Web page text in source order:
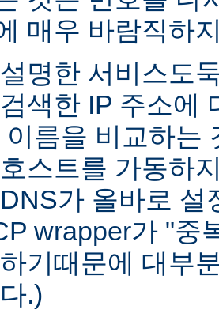
매우 바람직하
명한 서비스도
색한 IP 주소에
이름을 비교하는
스트를 가동하
가 올바로 설
wrapper가 "중
기때문에 대부
.)